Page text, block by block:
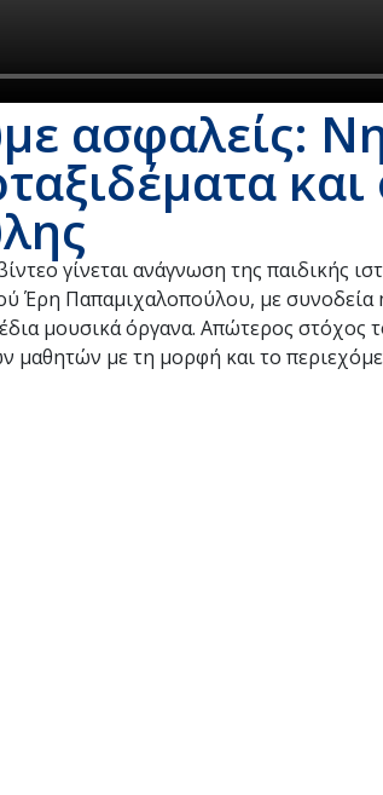
ασφαλείς:
γίνεται ανάγνωση της παιδικής
Έρη Παπαμιχαλοπούλου, με
μουσικά όργανα. Απώτερος στόχος
μαθητών με τη μορφή και το